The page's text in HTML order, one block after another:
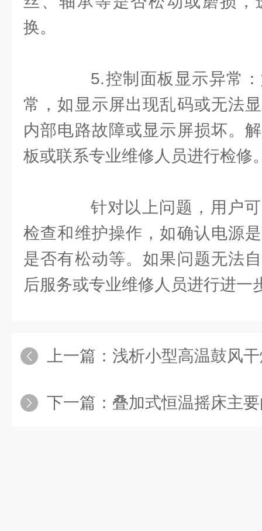
换。
5.控制面板显示异常：
常，如显示屏出现乱码或无法
内部电路故障或显示屏损坏。
板或联系专业维修人员进行检修
针对以上问题，用户可
检查和维护操作，如确认电源
是否有松动等。如果问题无法
后服务或专业维修人员进行进一
上一篇： 浅析小型高温鼓风
下一篇： 叠加式恒温摇床主